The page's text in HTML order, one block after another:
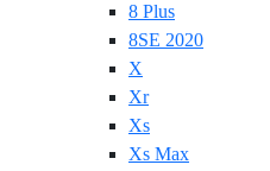
8 Plus
8SE 2020
X
Xr
Xs
Xs Max